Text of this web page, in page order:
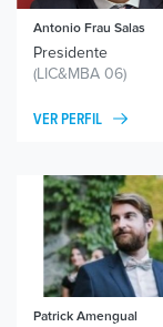
Antonio Frau Salas
Presidente
(LIC&MBA 06)
VER PERFIL
Patrick Amengual